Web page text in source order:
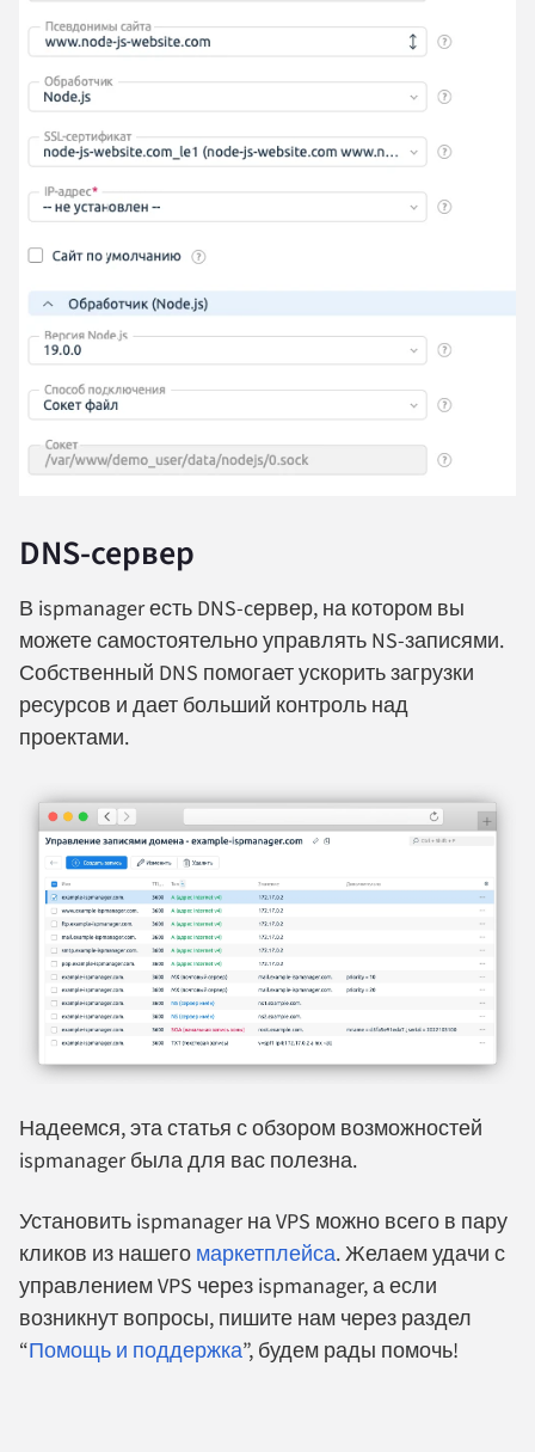
DNS-сервер
В ispmanager есть DNS-cервер, на котором вы
можете самостоятельно управлять NS-записями.
Собственный DNS помогает ускорить загрузки
ресурсов и дает больший контроль над
проектами.
Надеемся, эта статья с обзором возможностей
ispmanager была для вас полезна.
Установить ispmanager на VPS можно всего в пару
кликов из нашего маркетплейса. Желаем удачи с
управлением VPS через ispmanager, а если
возникнут вопросы, пишите нам через раздел
“Помощь и поддержка”, будем рады помочь!